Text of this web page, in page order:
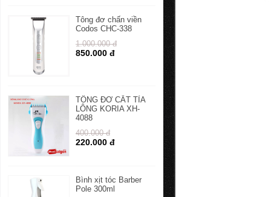
Tông đơ chấn viền
Codos CHC-338
1.000.000 đ
850.000 đ
TÔNG ĐƠ CẮT TỈA
LÔNG KORIA XH-
4088
400.000 đ
220.000 đ
Bình xịt tóc Barber
Pole 300ml